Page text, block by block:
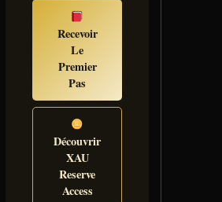
Recevoir
Le
Premier
Pas
Découvrir
XAU
Reserve
Access